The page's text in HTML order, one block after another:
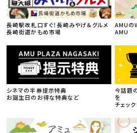
長崎駅改札口すぐ！長崎みやげ＆グルメ
長崎街道かもめ市場
AMUの
AMU
シネマの半券提示特典
お誕生日のお得な特典など
今話題
を
チェック